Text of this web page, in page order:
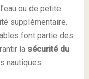
ou de petite
supplémentaire.
font partie des
la sécurité du
nautiques.